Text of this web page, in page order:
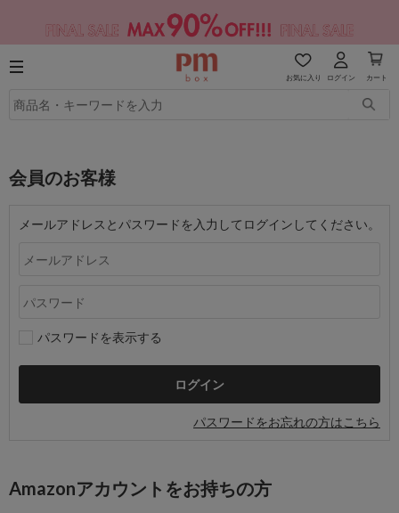
お気に入り ログイン カート
会員のお客様
メールアドレスとパスワードを入力してログインしてください。
パスワードを表示する
パスワードをお忘れの方はこちら
Amazonアカウントをお持ちの方